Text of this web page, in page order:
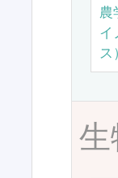
農
イ
ス